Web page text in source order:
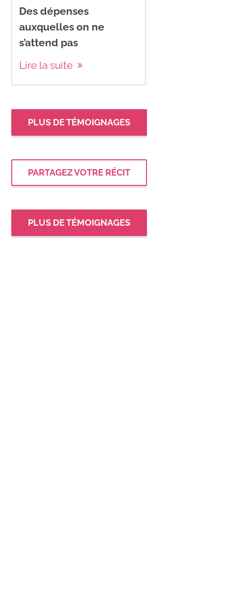
Des dépenses
auxquelles on ne
s’attend pas
Lire la suite
PLUS DE TÉMOIGNAGES
PARTAGEZ VOTRE RÉCIT
PLUS DE TÉMOIGNAGES